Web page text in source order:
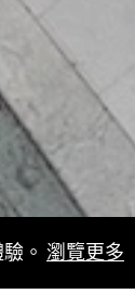
。 瀏覽更多